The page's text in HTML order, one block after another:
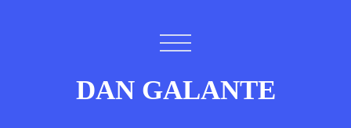
DAN GALANTE